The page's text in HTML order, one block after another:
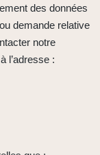
des données
demande relative
notre
l’adresse :